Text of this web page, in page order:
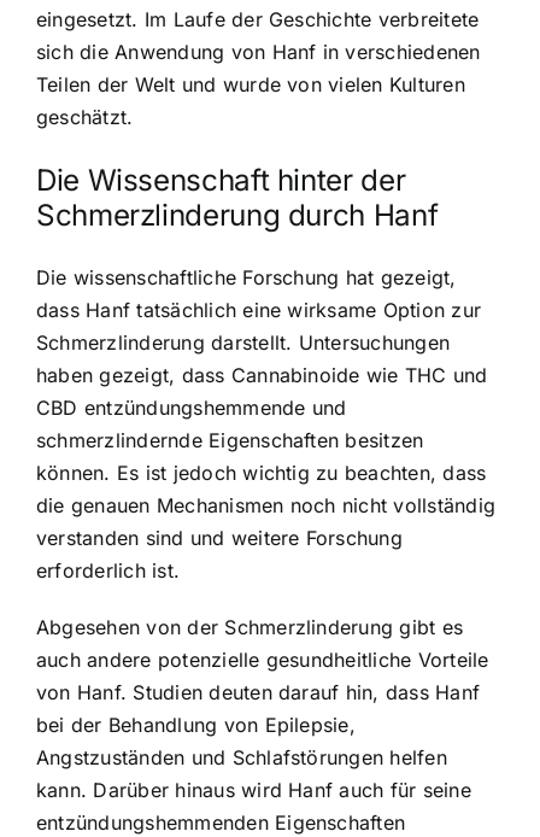
eingesetzt. Im Laufe der Geschichte verbreitete
sich die Anwendung von Hanf in verschiedenen
Teilen der Welt und wurde von vielen Kulturen
geschätzt.
Die Wissenschaft hinter der
Schmerzlinderung durch Hanf
Die wissenschaftliche Forschung hat gezeigt,
dass Hanf tatsächlich eine wirksame Option zur
Schmerzlinderung darstellt. Untersuchungen
haben gezeigt, dass Cannabinoide wie THC und
CBD entzündungshemmende und
schmerzlindernde Eigenschaften besitzen
können. Es ist jedoch wichtig zu beachten, dass
die genauen Mechanismen noch nicht vollständig
verstanden sind und weitere Forschung
erforderlich ist.
Abgesehen von der Schmerzlinderung gibt es
auch andere potenzielle gesundheitliche Vorteile
von Hanf. Studien deuten darauf hin, dass Hanf
bei der Behandlung von Epilepsie,
Angstzuständen und Schlafstörungen helfen
kann. Darüber hinaus wird Hanf auch für seine
entzündungshemmenden Eigenschaften